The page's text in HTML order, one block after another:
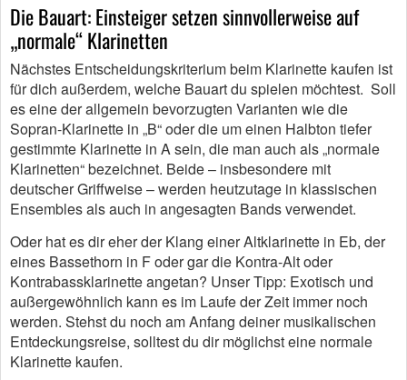
Die Bauart: Einsteiger setzen sinnvollerweise auf
„normale“ Klarinetten
Nächstes Entscheidungskriterium beim Klarinette kaufen ist
für dich außerdem, welche Bauart du spielen möchtest. Soll
es eine der allgemein bevorzugten Varianten wie die
Sopran-Klarinette in „B“ oder die um einen Halbton tiefer
gestimmte Klarinette in A sein, die man auch als „normale
Klarinetten“ bezeichnet. Beide – insbesondere mit
deutscher Griffweise – werden heutzutage in klassischen
Ensembles als auch in angesagten Bands verwendet.
Oder hat es dir eher der Klang einer Altklarinette in Eb, der
eines Bassethorn in F oder gar die Kontra-Alt oder
Kontrabassklarinette angetan? Unser Tipp: Exotisch und
außergewöhnlich kann es im Laufe der Zeit immer noch
werden. Stehst du noch am Anfang deiner musikalischen
Entdeckungsreise, solltest du dir möglichst eine normale
Klarinette kaufen.